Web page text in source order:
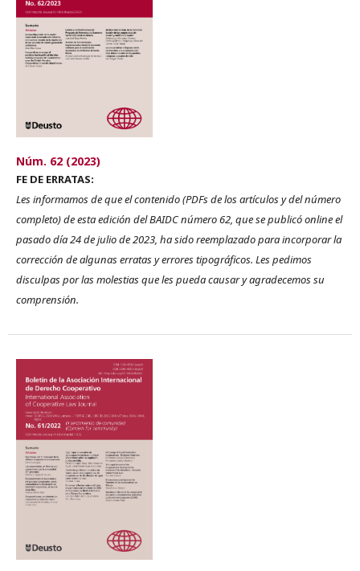
Núm. 62 (2023)
FE DE ERRATAS:
Les informamos de que el contenido (PDFs de los artículos y del número
completo) de esta edición del BAIDC número 62, que se publicó online el
pasado día 24 de julio de 2023, ha sido reemplazado para incorporar la
corrección de algunas erratas y errores tipográficos. Les pedimos
disculpas por las molestias que les pueda causar y agradecemos su
comprensión.